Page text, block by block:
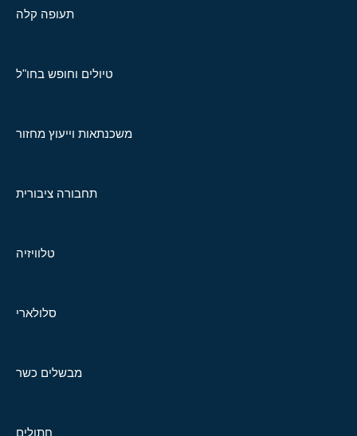
תעופה קלה
טיולים וחופש בחו"ל
משכנתאות וייעוץ מחזור
תחבורה ציבורית
טלוויזיה
סלולארי
מבשלים כשר
חתולים